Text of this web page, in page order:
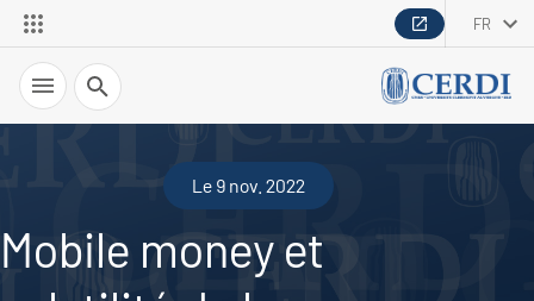
FR
Recherche
Le 9 nov. 2022
Mobile money et